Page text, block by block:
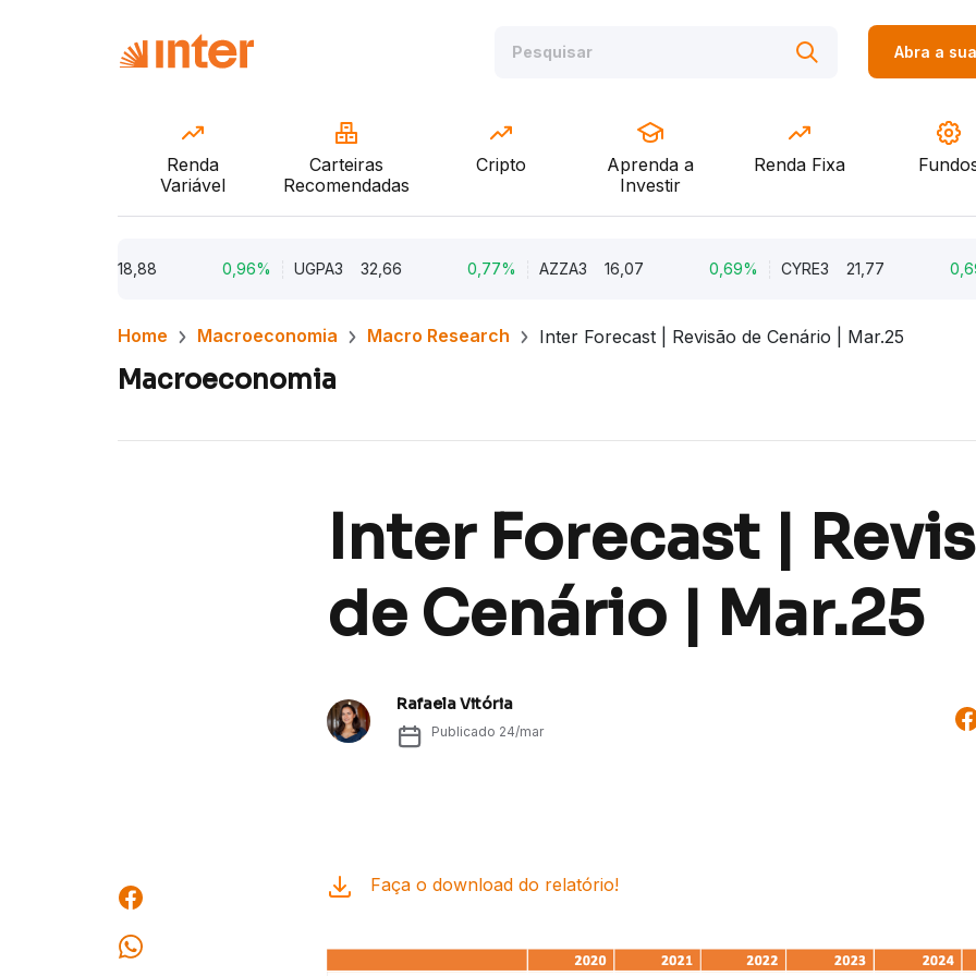
Abra a
Renda
Variável
Carteiras
Recomendadas
Cripto
Aprenda a
Investir
Renda Fixa
UGPA3 32,66 AZZA3 16,07 CYRE3 21,77
Home Macroeconomia Macro Research Inter Forecast | Revisão de Cenário | Mar.25
Macroeconomia
Inter Forecast |
de Cenário | Mar.25
Rafaela Vitória
Publicado 24/mar
Faça o download do relatório!